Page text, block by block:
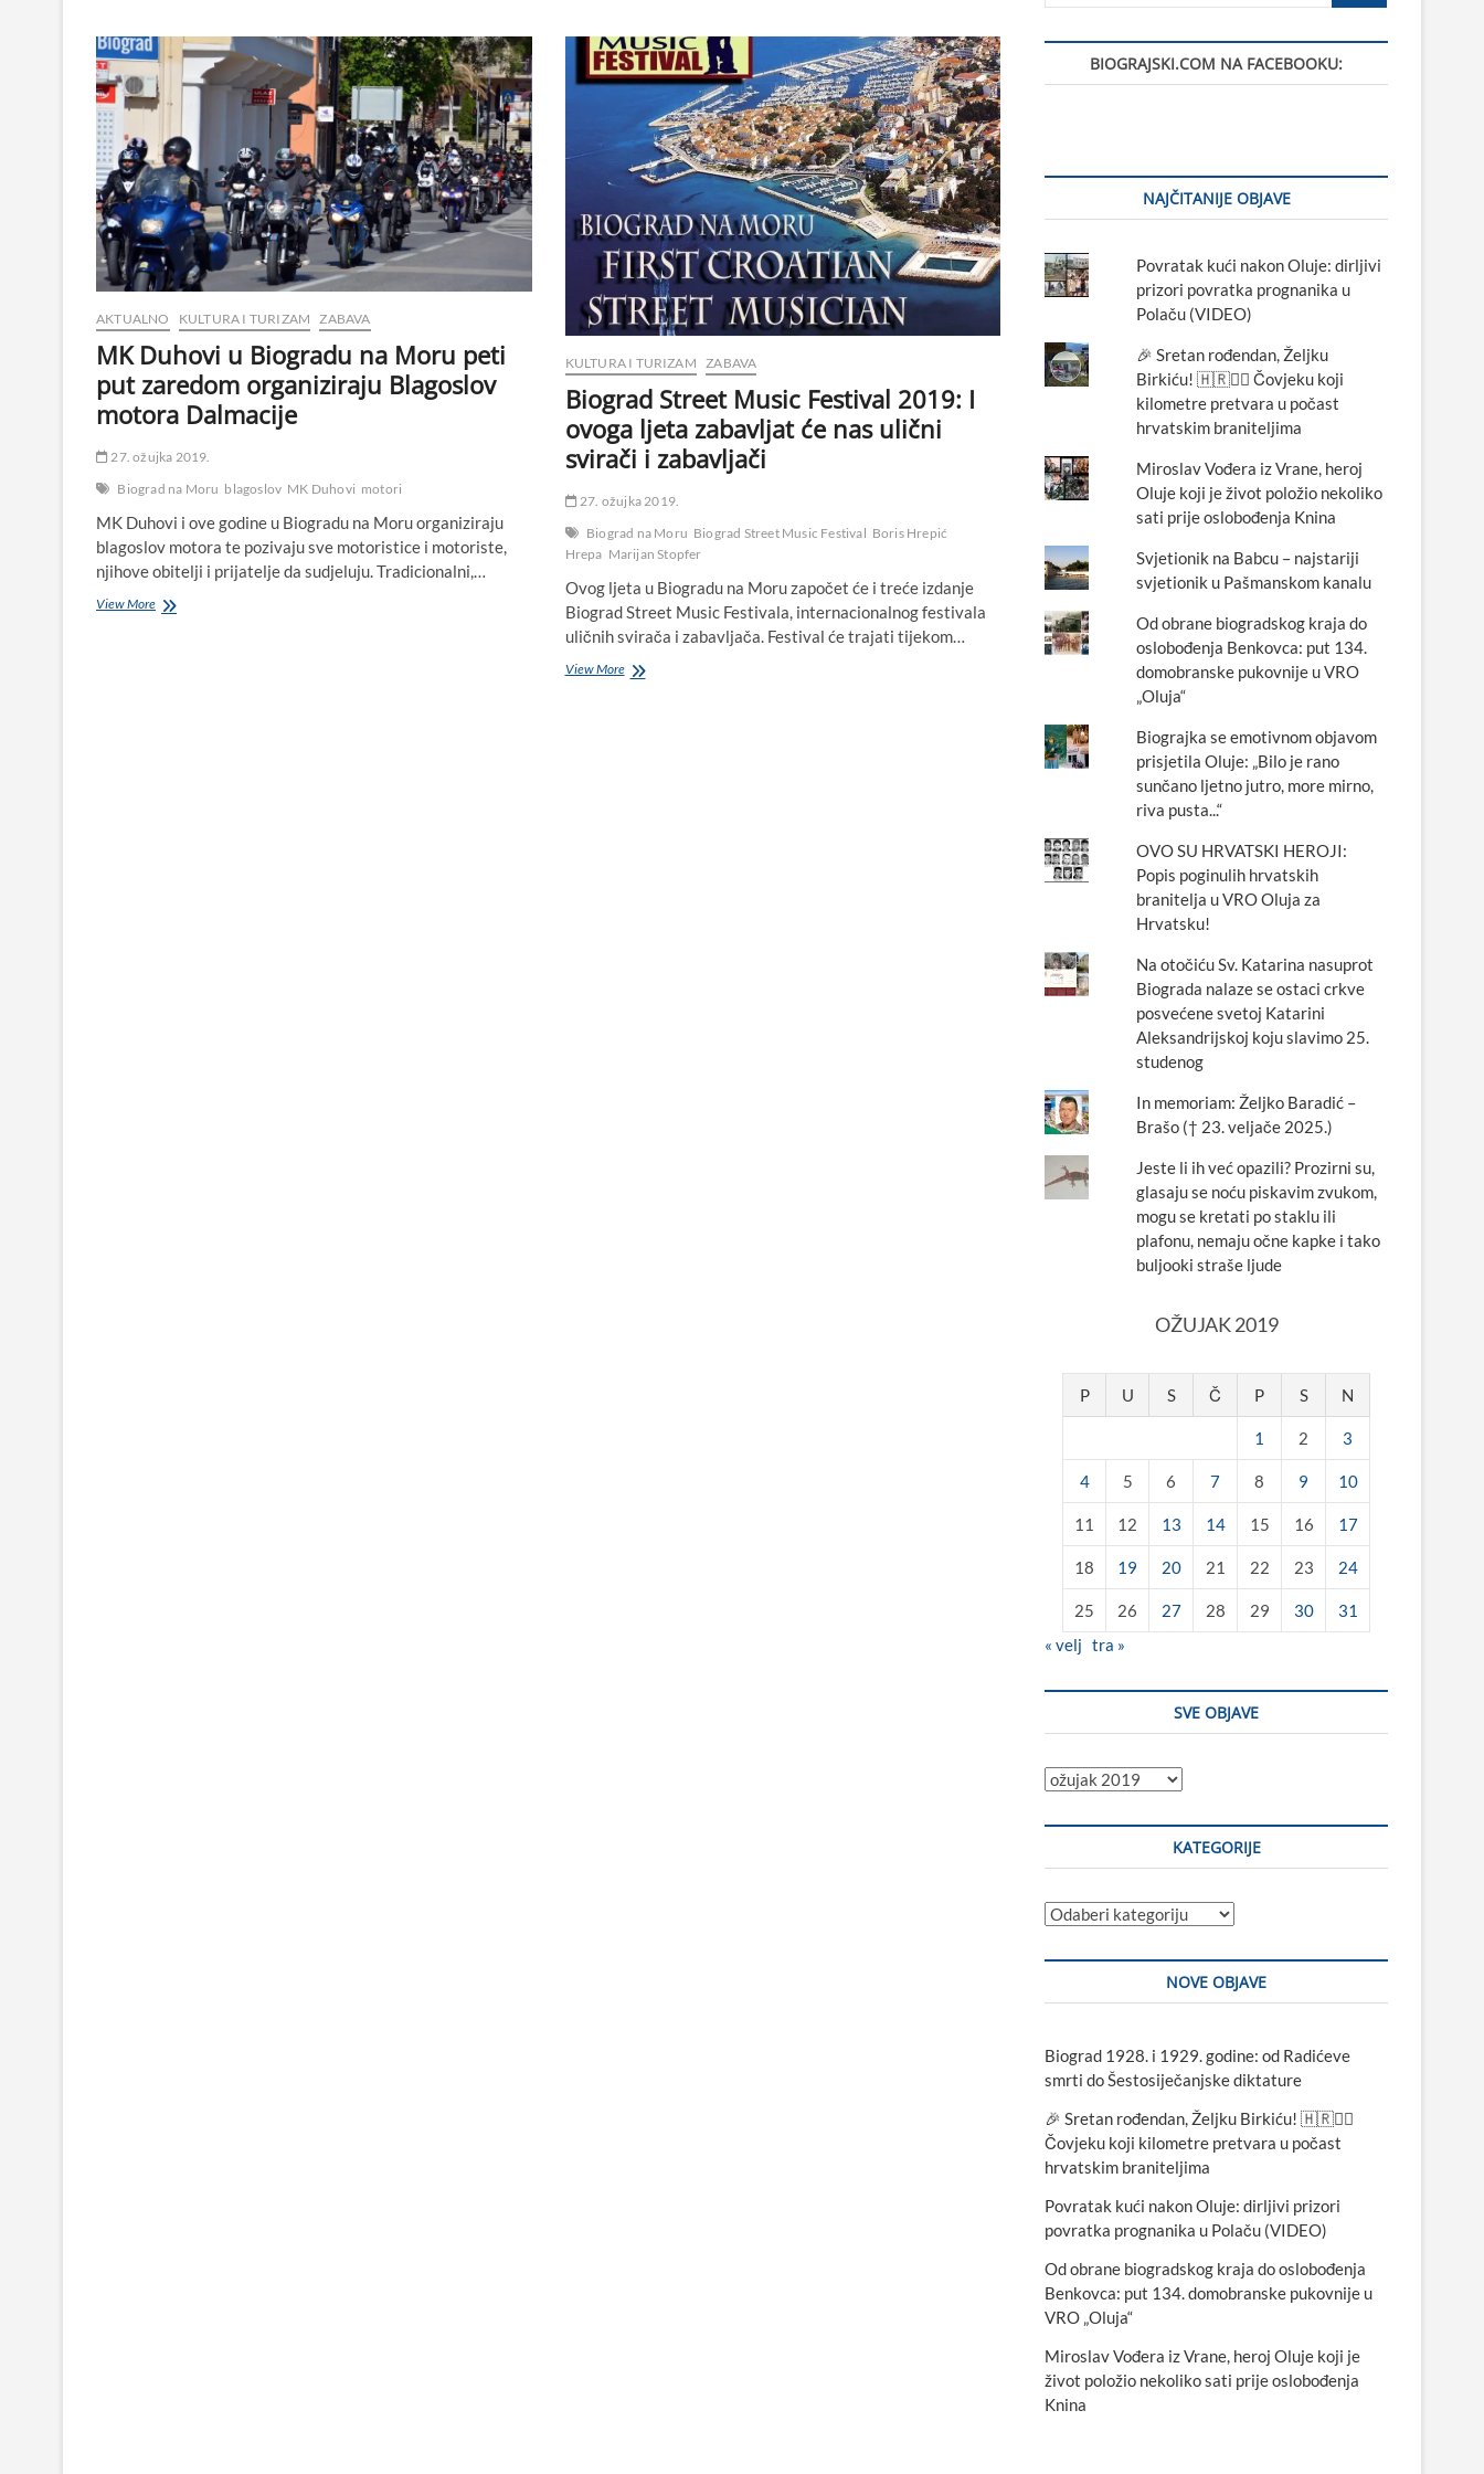
AKTUALNO KULTURA I TURIZAM ZABAVA
MK Duhovi u Biogradu na Moru peti
put zaredom organiziraju Blagoslov
motora Dalmacije
27. ožujka 2019.
Biograd na Moru blagoslov MK Duhovi motori
MK Duhovi i ove godine u Biogradu na Moru organiziraju
blagoslov motora te pozivaju sve motoristice i motoriste,
njihove obitelji i prijatelje da sudjeluju. Tradicionalni,…
View MoreMK
KULTURA I TURIZAM ZABAVA
Biograd Street Music Festival 2019: I
ovoga ljeta zabavljat će nas ulični
svirači i zabavljači
27. ožujka 2019.
Biograd na Moru Biograd Street Music Festival Boris Hrepić
Hrepa Marijan Stopfer
Ovog ljeta u Biogradu na Moru započet će i treće izdanje
Biograd Street Music Festivala, internacionalnog festivala
uličnih svirača i zabavljača. Festival će trajati tijekom…
View MoreBiograd
BIOGRAJSKI.COM NA FACEBOOKU:
NAJČITANIJE OBJAVE
Povratak kući nakon Oluje: dirljivi
prizori povratka prognanika u
Polaču (VIDEO)
🎉 Sretan rođendan, Željku
Birkiću! 🇭🇷🏃‍♂️ Čovjeku koji
kilometre pretvara u počast
hrvatskim braniteljima
Miroslav Vođera iz Vrane, heroj
Oluje koji je život položio nekoliko
sati prije oslobođenja Knina
Svjetionik na Babcu – najstariji
svjetionik u Pašmanskom kanalu
Od obrane biogradskog kraja do
oslobođenja Benkovca: put 134.
domobranske pukovnije u VRO
„Oluja“
Biograjka se emotivnom objavom
prisjetila Oluje: „Bilo je rano
sunčano ljetno jutro, more mirno,
riva pusta...“
OVO SU HRVATSKI HEROJI:
Popis poginulih hrvatskih
branitelja u VRO Oluja za
Hrvatsku!
Na otočiću Sv. Katarina nasuprot
Biograda nalaze se ostaci crkve
posvećene svetoj Katarini
Aleksandrijskoj koju slavimo 25.
studenog
In memoriam: Željko Baradić –
Brašo († 23. veljače 2025.)
Jeste li ih već opazili? Prozirni su,
glasaju se noću piskavim zvukom,
mogu se kretati po staklu ili
plafonu, nemaju očne kapke i tako
buljooki straše ljude
OŽUJAK 2019
P U S Č P S N
1 2 3
4 5 6 7 8 9 10
11 12 13 14 15 16 17
18 19 20 21 22 23 24
25 26 27 28 29 30
31
« velj tra »
SVE OBJAVE
Sve
KATEGORIJE
Kategorije
NOVE OBJAVE
Biograd 1928. i 1929. godine: od Radićeve
smrti do Šestosiječanjske diktature
🎉 Sretan rođendan, Željku Birkiću! 🇭🇷🏃‍♂️
Čovjeku koji kilometre pretvara u počast
hrvatskim braniteljima
Povratak kući nakon Oluje: dirljivi prizori
povratka prognanika u Polaču (VIDEO)
Od obrane biogradskog kraja do oslobođenja
Benkovca: put 134. domobranske pukovnije u
VRO „Oluja“
Miroslav Vođera iz Vrane, heroj Oluje koji je
život položio nekoliko sati prije oslobođenja
Knina